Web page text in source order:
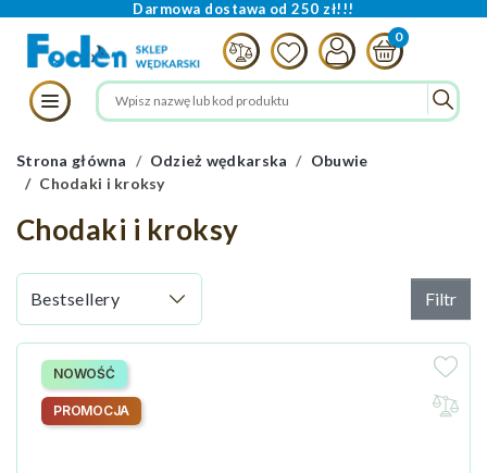
Darmowa dostawa od 250 zł!!!
Strona główna Odzież wędkarska
Obuwie
Chodaki i kroksy
Chodaki i kroksy
Filtr
NOWOŚĆ
PROMOCJA